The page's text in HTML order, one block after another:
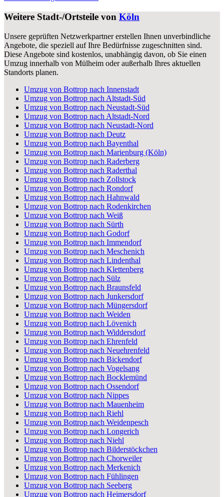
Weitere Stadt-/Ortsteile von Köln
Unsere geprüften Netzwerkpartner erstellen Ihnen unverbindliche
Angebote, die speziell auf Ihre Bedürfnisse zugeschnitten sind.
Diese Angebote sind kostenlos, unabhängig davon, ob Sie einen
Umzug innerhalb von Mülheim oder außerhalb Ihres aktuellen
Standorts planen.
Umzug von Bottrop nach Innenstadt
Umzug von Bottrop nach Altstadt-Süd
Umzug von Bottrop nach Neustadt-Süd
Umzug von Bottrop nach Altstadt-Nord
Umzug von Bottrop nach Neustadt-Nord
Umzug von Bottrop nach Deutz
Umzug von Bottrop nach Bayenthal
Umzug von Bottrop nach Marienburg (Köln)
Umzug von Bottrop nach Raderberg
Umzug von Bottrop nach Raderthal
Umzug von Bottrop nach Zollstock
Umzug von Bottrop nach Rondorf
Umzug von Bottrop nach Hahnwald
Umzug von Bottrop nach Rodenkirchen
Umzug von Bottrop nach Weiß
Umzug von Bottrop nach Sürth
Umzug von Bottrop nach Godorf
Umzug von Bottrop nach Immendorf
Umzug von Bottrop nach Meschenich
Umzug von Bottrop nach Lindenthal
Umzug von Bottrop nach Klettenberg
Umzug von Bottrop nach Sülz
Umzug von Bottrop nach Braunsfeld
Umzug von Bottrop nach Junkersdorf
Umzug von Bottrop nach Müngersdorf
Umzug von Bottrop nach Weiden
Umzug von Bottrop nach Lövenich
Umzug von Bottrop nach Widdersdorf
Umzug von Bottrop nach Ehrenfeld
Umzug von Bottrop nach Neuehrenfeld
Umzug von Bottrop nach Bickendorf
Umzug von Bottrop nach Vogelsang
Umzug von Bottrop nach Bocklemünd
Umzug von Bottrop nach Ossendorf
Umzug von Bottrop nach Nippes
Umzug von Bottrop nach Mauenheim
Umzug von Bottrop nach Riehl
Umzug von Bottrop nach Weidenpesch
Umzug von Bottrop nach Longerich
Umzug von Bottrop nach Niehl
Umzug von Bottrop nach Bilderstöckchen
Umzug von Bottrop nach Chorweiler
Umzug von Bottrop nach Merkenich
Umzug von Bottrop nach Fühlingen
Umzug von Bottrop nach Seeberg
Umzug von Bottrop nach Heimersdorf